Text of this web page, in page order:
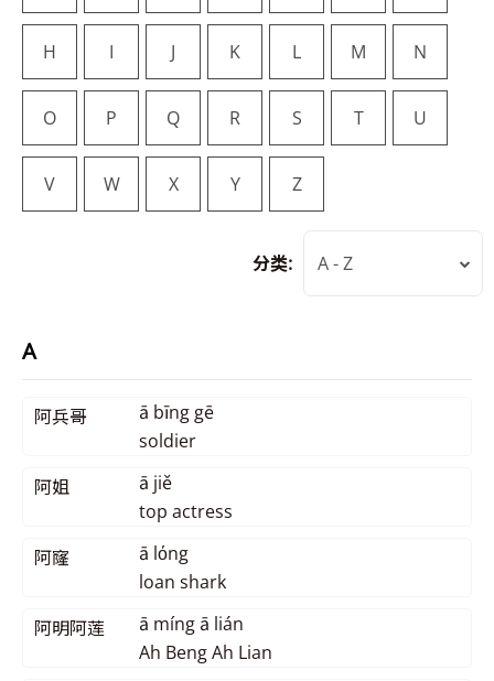
H I J K L M N
O P Q R S T U
V W X Y Z
分类: A - Z
A
阿兵哥
ā bīng gē
soldier
阿姐
ā jiě
top actress
阿窿
ā lόng
loan shark
阿明阿莲
ā míng ā lián
Ah Beng Ah Lian